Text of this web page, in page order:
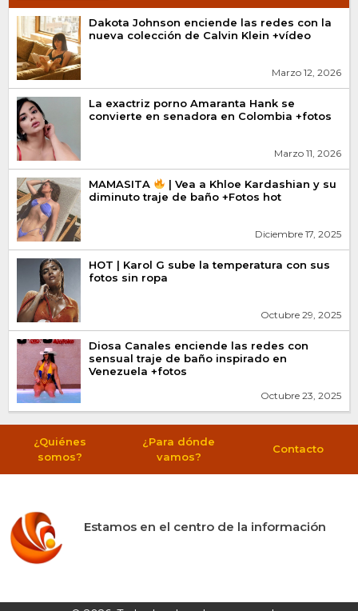
Dakota Johnson enciende las redes con la
nueva colección de Calvin Klein +vídeo
Marzo 12, 2026
La exactriz porno Amaranta Hank se
convierte en senadora en Colombia +fotos
Marzo 11, 2026
MAMASITA
| Vea a Khloe Kardashian y su
diminuto traje de baño +Fotos hot
Diciembre 17, 2025
HOT | Karol G sube la temperatura con sus
fotos sin ropa
Octubre 29, 2025
Diosa Canales enciende las redes con
sensual traje de baño inspirado en
Venezuela +fotos
Octubre 23, 2025
¿Quiénes
somos?
¿Para dónde
vamos?
Contacto
Estamos en el centro de la información